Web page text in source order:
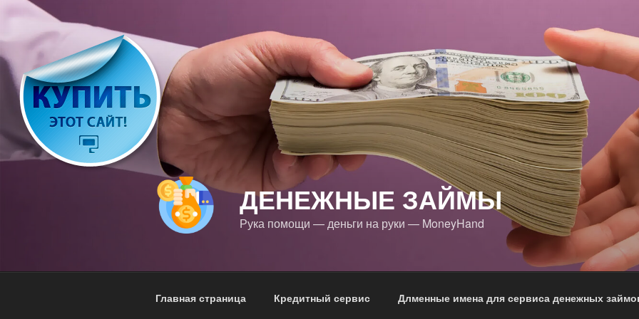
Перейти
содержимому
ДЕНЕЖНЫЕ ЗАЙМЫ
Рука помощи — деньги на руки — MoneyHand
Главная страница Кредитный сервис Длменные имена для сервиса денежных